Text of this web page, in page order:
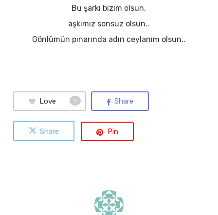
Bu şarkı bizim olsun,
aşkımız sonsuz olsun..
Gönlümün pınarında adın ceylanım olsun..
Love 0 Share
Share Pin